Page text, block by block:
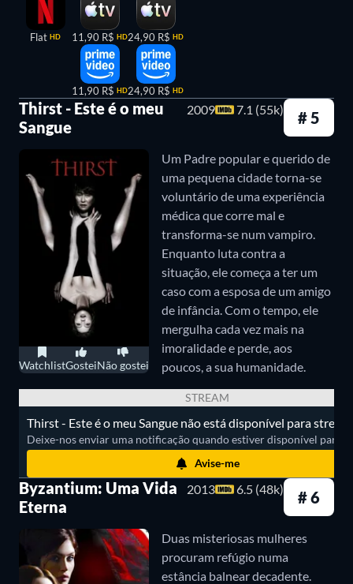
Cárpatos. A estranha conexão de Ellen com a
criatura a levará para a escuridão.
Penny Dreadful (2014-2016)
Penny Dreadfulé uma série de thriller psicológico
ambientado na Londres vitoriana. Ela combina
personagens famosos da literatura de terror, como
Dr. Frankenstein, Dorian Gray e figuras do romance
Drácula, em um drama totalmente novo e cheio de
suspense.
Entrevista com o Vampiro (2022)
Baseada no romance de Anne Rice, assim como no
filme, a sérieEntrevista com o Vampironarra a
história do vampiro Louis (Jacob Anderson), que
decide compartilhar sua longa existência com um
repórter. Após ser transformado em vampiro por
Lestat (Sam Reid), Louis se vê condenado à
imortalidade e a um desejo insaciável por sangue
humano. Ele luta contra sua nova natureza,
tentando se alimentar somente de animais, mas a
influência de Lestat o leva a experimentar sangue
humano, fazendo com que Louis perca sua
Londres. Ao ver uma fotografia
da noiva do advogado, a jovem
Mina Murray, o velho e
retorcido vampiro sabe que a
sua busca finalmente terminou.
Flat HD 11,90 R$ HD
11,90 R$ HD
24,90 R$ HD
24,90 R$ HD
WatchlistGosteiNão gostei
Thirst - Este é o meu
Sangue
2009 7.1 (55k) # 5
Um Padre popular e querido de
uma pequena cidade torna-se
voluntário de uma experiência
médica que corre mal e
transforma-se num vampiro.
Enquanto luta contra a
situação, ele começa a ter um
caso com a esposa de um amigo
de infância. Com o tempo, ele
mergulha cada vez mais na
imoralidade e perde, aos
poucos, a sua humanidade.
STREAM
Thirst - Este é o meu Sangue não está disponível para
Deixe-nos enviar uma notificação quando estiver disponível para
Avise-me
Byzantium: Uma Vida
Eterna
2013 6.5 (48k) # 6
Duas misteriosas mulheres
procuram refúgio numa
estância balnear decadente.